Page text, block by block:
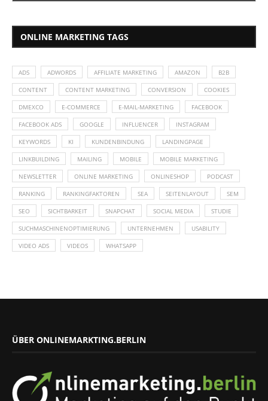
ONLINE MARKETING TAGS
ADS ADWORDS AFFILIATE MARKETING AMAZON B2B
CONTENT CONTENT MARKETING CONVERSION COOKIES
DMEXCO E-COMMERCE E-MAIL-MARKETING FACEBOOK
FACEBOOK ADS GOOGLE INFLUENCER INSTAGRAM
KEYWORDS KI KUNDENBINDUNG LANDINGPAGE
LINKBUILDING MAILING MOBILE MOBILE MARKETING
NEWSLETTER ONLINE MARKETING ONLINESHOP PODCAST
RANKING RANKINGFAKTOREN SEA SEITENLAYOUT SEM
SEO SICHTBARKEIT SNAPCHAT SOCIAL MEDIA STUDIE
SUCHMASCHINENOPTIMIERUNG UNTERNEHMEN USABILITY
VIDEO ADS VIDEOS WHATSAPP
ÜBER ONLINEMARKTING.BERLIN